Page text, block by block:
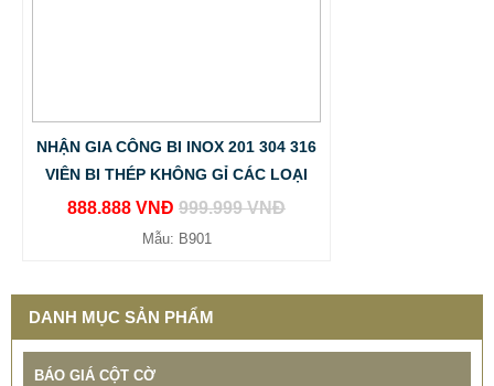
NHẬN GIA CÔNG BI INOX 201 304 316
VIÊN BI THÉP KHÔNG GỈ CÁC LOẠI
888.888 VNĐ 999.999 VNĐ
Mẫu: B901
DANH MỤC SẢN PHẨM
BÁO GIÁ CỘT CỜ
THIẾT KẾ THI CÔNG CỘT CỜ QUẢNG TRƯỜNG INOX
BẢO HÀNH 10 NĂM
678.999 VNĐ687.999 VNĐ
Mẫu: CỘT CỜ INOX NGOÀI TRỜI